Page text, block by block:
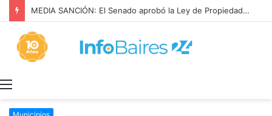
MEDIA SANCIÓN: El Senado aprobó la Ley de Propiedad Privada